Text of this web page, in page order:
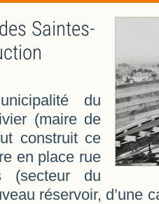
Saintes-
du
(maire de
construit ce
en place rue
(secteur du
réservoir, d’une